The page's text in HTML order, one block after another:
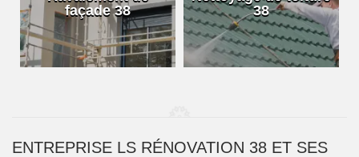
façade 38
38
ENTREPRISE LS RÉNOVATION 38 ET SES